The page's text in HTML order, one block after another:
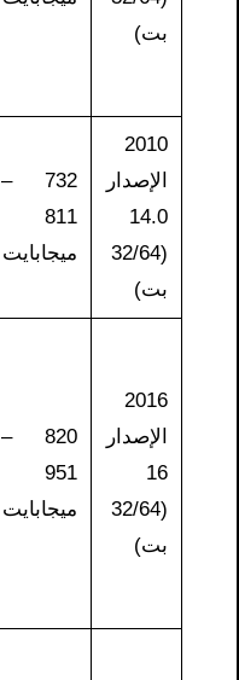
بت)
2010
الإصدار
14.0
(32/64
بت)
732 –
811
ميجابايت
2016
الإصدار
16
(32/64
بت)
820 –
951
ميجابايت